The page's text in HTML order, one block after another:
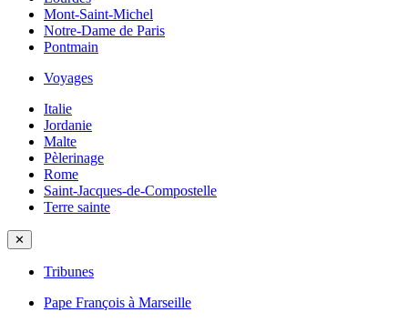
Mont-Saint-Michel
Notre-Dame de Paris
Pontmain
Voyages
Italie
Jordanie
Malte
Pèlerinage
Rome
Saint-Jacques-de-Compostelle
Terre sainte
✕
Tribunes
Pape François à Marseille